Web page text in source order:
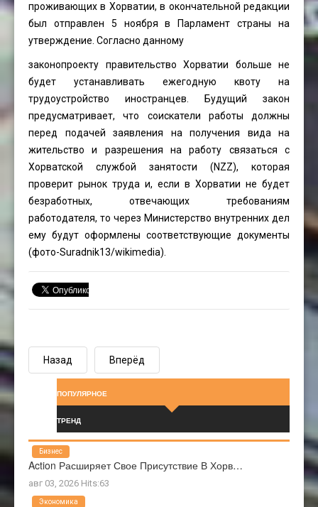
проживающих в Хорватии, в окончательной редакции
был отправлен 5 ноября в Парламент страны на
утверждение. Согласно данному
законопроекту правительство Хорватии больше не
будет устанавливать ежегодную квоту на
трудоустройство иностранцев. Будущий закон
предусматривает, что соискатели работы должны
перед подачей заявления на получения вида на
жительство и разрешения на работу связаться с
Хорватской службой занятости (NZZ), которая
проверит рынок труда и, если в Хорватии не будет
безработных, отвечающих требованиям
работодателя, то через Министерство внутренних дел
ему будут оформлены соответствующие документы
(фото-Suradnik13/wikimedia).
Назад Вперёд
ПОПУЛЯРНОЕ
ТРЕНД
Action Расширяет Свое Присутствие В Хорв…
авг 03, 2026 Hits:63
Бизнес
Экономика